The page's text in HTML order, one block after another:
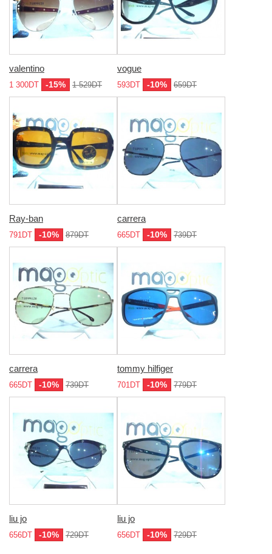
valentino
1 300DT -15% 1 529DT
vogue
593DT -10% 659DT
Ray-ban
791DT -10% 879DT
carrera
665DT -10% 739DT
carrera
665DT -10% 739DT
tommy hilfiger
701DT -10% 779DT
liu jo
656DT -10% 729DT
liu jo
656DT -10% 729DT